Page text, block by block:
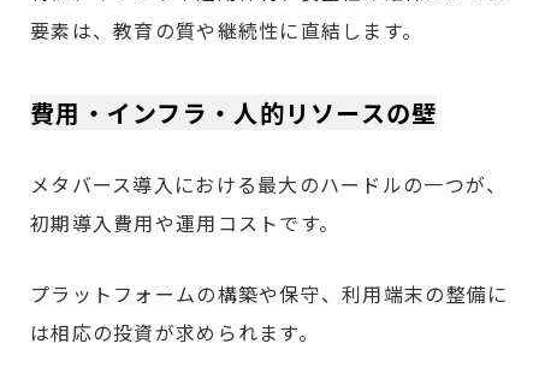
要素は、教育の質や継続性に直結します。
費用・インフラ・人的リソースの壁
メタバース導入における最大のハードルの一つが、
初期導入費用や運用コストです。
プラットフォームの構築や保守、利用端末の整備に
は相応の投資が求められます。